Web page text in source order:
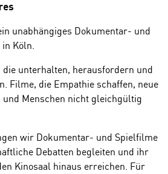
unabhängiges Dokumentar- und
Köln.
unterhalten, herausfordern und
Filme, die Empathie schaffen, neue
Menschen nicht gleichgültig
wir Dokumentar- und Spielfilme
Debatten begleiten und ihr
Kinosaal hinaus erreichen. Für